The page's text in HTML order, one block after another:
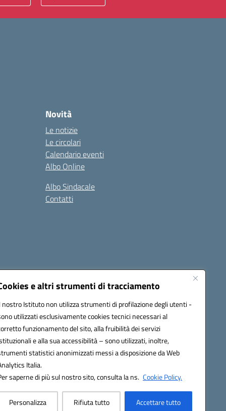
e altri strumenti di tracciamento
nostro Istituto non utilizza strumenti di profilazione degli utenti -
utilizzati esclusivamente cookies tecnici necessari al
funzionamento del sito, alla fruibilità dei servizi
e alla sua accessibilità – sono utilizzati, inoltre,
statistici anonimizzati messi a disposizione da Web
Italia.
saperne di più sul nostro sito, consulta la ns. Cookie Policy.
Personalizza Rifiuta tutto Accettare tutto
Novità
Le notizie
Le circolari
Calendario eventi
Albo Online
Albo Sindacale
Contatti
ctic8bl002@pec.istruzione.it